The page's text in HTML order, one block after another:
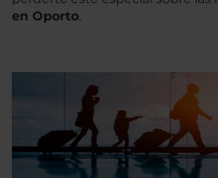
en Oporto.